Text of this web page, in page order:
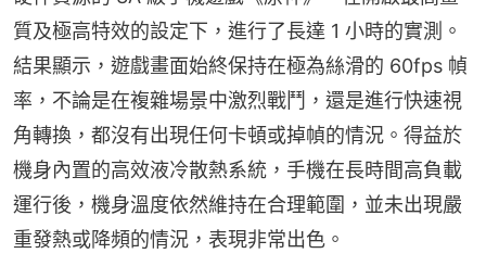
質及極高特效的設定下，進行了長達 1 小時的實測。
結果顯示，遊戲畫面始終保持在極為絲滑的 60fps 幀
率，不論是在複雜場景中激烈戰鬥，還是進行快速視
角轉換，都沒有出現任何卡頓或掉幀的情況。得益於
機身內置的高效液冷散熱系統，手機在長時間高負載
運行後，機身溫度依然維持在合理範圍，並未出現嚴
重發熱或降頻的情況，表現非常出色。